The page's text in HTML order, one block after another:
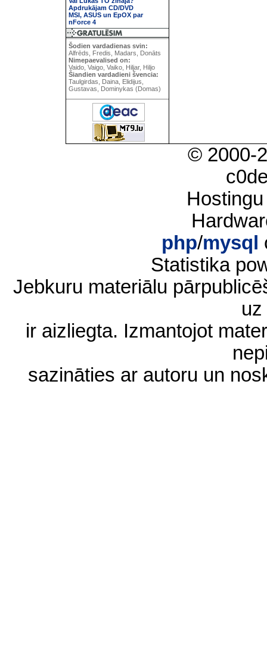
Apdrukājam CD/DVD
MSI, ASUS un EpOX par
nForce 4
Šodien vardadienas svin:
Alfrēds, Fredis, Madars, Donāts
Nimepaevalised on:
Vaido, Vaigo, Vaiko, Hiljar, Hiljo
Šiandien vardadieni švencia:
Taulgirdas, Daina, Elidijus,
Gustavas, Dominykas (Domas)
© 2000-
php/mysql
Statistika
Jebkuru materiālu
ir aizliegta. Izmantojot
sazināties ar autoru un